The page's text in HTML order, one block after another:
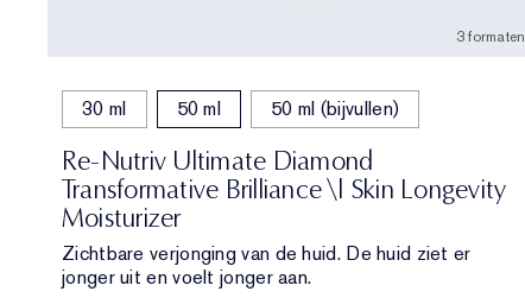
3 formaten
30 ml 50 ml 50 ml (bijvullen)
Re-Nutriv Ultimate Diamond
Transformative Brilliance \| Skin Longevity
Moisturizer
Zichtbare verjonging van de huid. De huid ziet er
jonger uit en voelt jonger aan.